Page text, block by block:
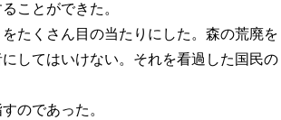
ことができた。
たくさん目の当たりにした。森の荒廃を
してはいけない。それを看過した国民の
のであった。